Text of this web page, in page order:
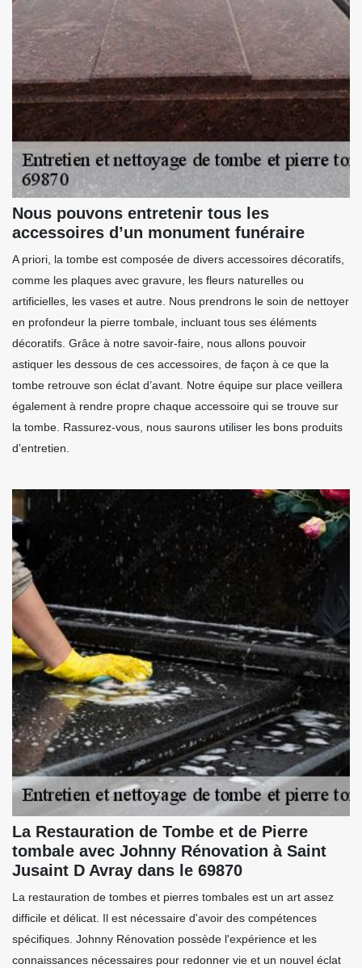
Nous pouvons entretenir tous les
accessoires d’un monument funéraire
A priori, la tombe est composée de divers accessoires décoratifs,
comme les plaques avec gravure, les fleurs naturelles ou
artificielles, les vases et autre. Nous prendrons le soin de nettoyer
en profondeur la pierre tombale, incluant tous ses éléments
décoratifs. Grâce à notre savoir-faire, nous allons pouvoir
astiquer les dessous de ces accessoires, de façon à ce que la
tombe retrouve son éclat d’avant. Notre équipe sur place veillera
également à rendre propre chaque accessoire qui se trouve sur
la tombe. Rassurez-vous, nous saurons utiliser les bons produits
d’entretien.
La Restauration de Tombe et de Pierre
tombale avec Johnny Rénovation à Saint
Jusaint D Avray dans le 69870
La restauration de tombes et pierres tombales est un art assez
difficile et délicat. Il est nécessaire d'avoir des compétences
spécifiques. Johnny Rénovation possède l'expérience et les
connaissances nécessaires pour redonner vie et un nouvel éclat